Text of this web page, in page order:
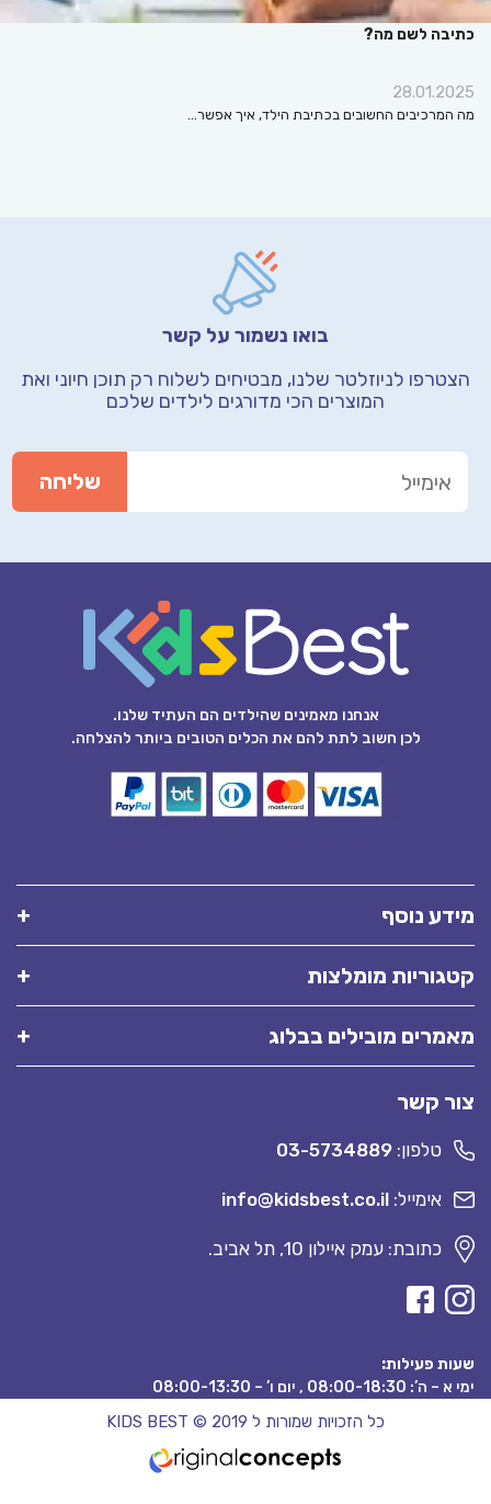
כתיבה לשם מה?
28.01.2025
מה המרכיבים החשובים בכתיבת הילד, איך אפשר…
בואו נשמור על קשר
הצטרפו לניוזלטר שלנו, מבטיחים לשלוח רק תוכן חיוני ואת
המוצרים הכי מדורגים לילדים שלכם
אנחנו מאמינים שהילדים הם העתיד שלנו.
לכן חשוב לתת להם את הכלים הטובים ביותר להצלחה.
מידע נוסף
קטגוריות מומלצות
מאמרים מובילים בבלוג
צור קשר
טלפון: 03-5734889
אימייל: info@kidsbest.co.il
כתובת: עמק איילון 10, תל אביב.
שעות פעילות:
ימי א – ה’: 08:00-18:30 , יום ו’ – 08:00-13:30
כל הזכויות שמורות ל KIDS BEST © 2019